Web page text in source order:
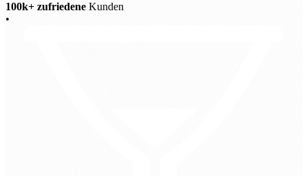
100k+ zufriedene Kunden
•